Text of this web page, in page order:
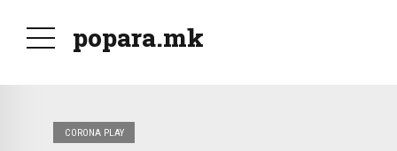
popara.mk
CORONA PLAY